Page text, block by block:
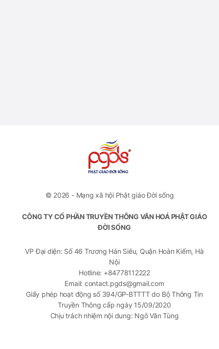
© 2026 - Mạng xã hội Phật giáo Đời sống
CÔNG TY CỔ PHẦN TRUYỀN THÔNG VĂN HOÁ PHẬT GIÁO
ĐỜI SỐNG
VP Đại diện: Số 46 Trương Hán Siêu, Quận Hoàn Kiếm, Hà
Nội
Hotline: +84778112222
Email: contact.pgds@gmail.com
Giấy phép hoạt động số 394/GP-BTTTT do Bộ Thông Tin
Truyền Thông cấp ngày 15/09/2020
Chịu trách nhiệm nội dung: Ngô Văn Tùng